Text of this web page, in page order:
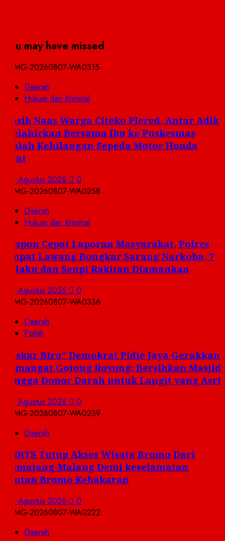
You may have missed
Daerah
Hukum dan Kriminal
Nasib Naas Warga Citeko Plered, Antar Adik
Melahirkan Bersama Ibu ke Puskesmas
Malah Kehilangan Sepeda Motor Honda
Beat
7 Agustus 2026 0
Daerah
Hukum dan Kriminal
Respon Cepat Laporan Masyarakat, Polres
Empat Lawang Bongkar Sarang Narkoba, 7
Pelaku dan Senpi Rakitan Diamankan
7 Agustus 2026 0
Daerah
Politik
Laskar Biru” Demokrat Pidie Jaya Gerakkan
Semangat Gotong Royong: Bersihkan Masjid
hingga Donor Darah untuk Langit yang Asri
7 Agustus 2026 0
Daerah
TNBTS Tutup Akses Wisata Bromo Dari
Lumajang-Malang Demi keselamatan
,Hutan Bromo Kebakaran
7 Agustus 2026 0
Daerah